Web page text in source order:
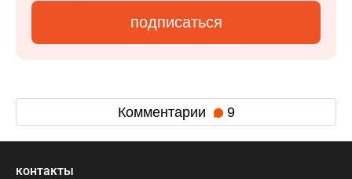
подписаться
Комментарии 9
контакты